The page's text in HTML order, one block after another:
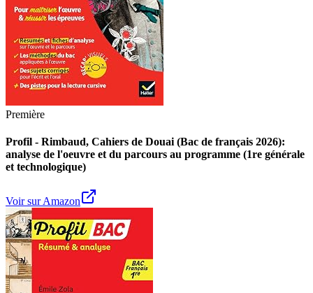
Première
Profil - Rimbaud, Cahiers de Douai (Bac de français 2026):
analyse de l'oeuvre et du parcours au programme (1re générale
et technologique)
Voir sur Amazon